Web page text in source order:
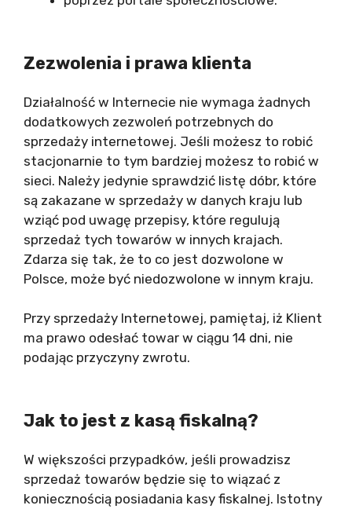
Zezwolenia i prawa klienta
Działalność w Internecie nie wymaga żadnych
dodatkowych zezwoleń potrzebnych do
sprzedaży internetowej. Jeśli możesz to robić
stacjonarnie to tym bardziej możesz to robić w
sieci. Należy jedynie sprawdzić listę dóbr, które
są zakazane w sprzedaży w danych kraju lub
wziąć pod uwagę przepisy, które regulują
sprzedaż tych towarów w innych krajach.
Zdarza się tak, że to co jest dozwolone w
Polsce, może być niedozwolone w innym kraju.
Przy sprzedaży Internetowej, pamiętaj, iż Klient
ma prawo odesłać towar w ciągu 14 dni, nie
podając przyczyny zwrotu.
Jak to jest z kasą fiskalną?
W większości przypadków, jeśli prowadzisz
sprzedaż towarów będzie się to wiązać z
koniecznością posiadania kasy fiskalnej. Istotny